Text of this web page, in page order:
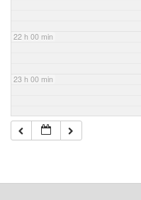
22 h 00 min
23 h 00 min